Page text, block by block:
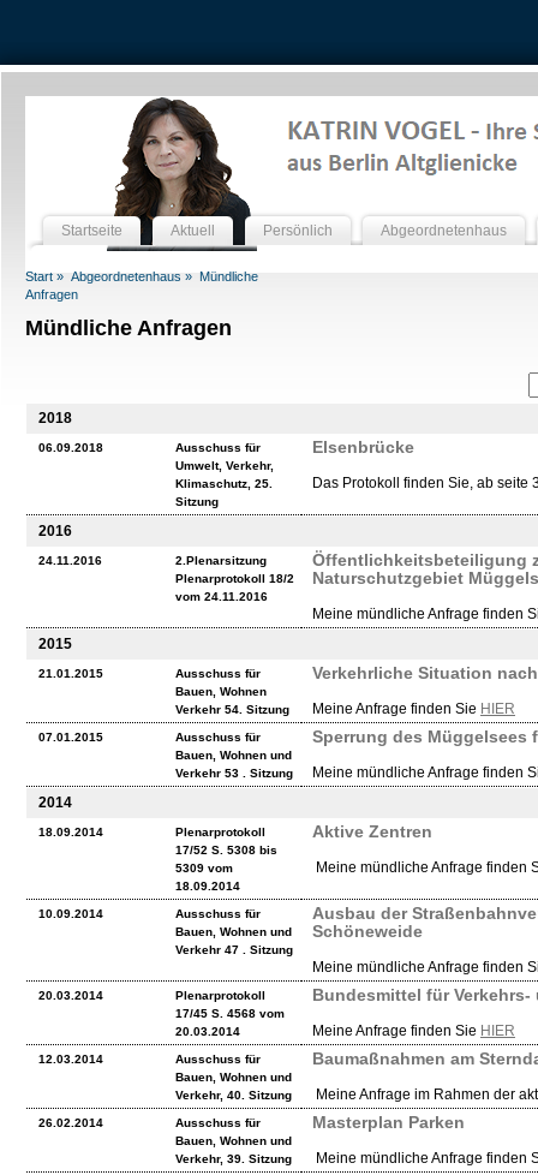
Startseite Aktuell Persönlich Abgeordnetenhaus
Start » Abgeordnetenhaus » Mündliche
Anfragen
Mündliche Anfragen
2018
06.09.2018
Ausschuss für
Umwelt, Verkehr,
Klimaschutz, 25.
Sitzung
Elsenbrücke
Das Protokoll finden Sie, ab seite
2016
24.11.2016
2.Plenarsitzung
Plenarprotokoll 18/2
vom 24.11.2016
Öffentlichkeitsbeteiligung
Naturschutzgebiet
Meine mündliche Anfrage finden
2015
21.01.2015
Ausschuss für
Bauen, Wohnen
Verkehr 54. Sitzung
Verkehrliche Situation
Meine Anfrage finden Sie HIER
07.01.2015
Ausschuss für
Bauen, Wohnen und
Verkehr 53 . Sitzung
Sperrung des Müggelsees
Meine mündliche Anfrage finden
2014
18.09.2014
Plenarprotokoll
17/52 S. 5308 bis
5309 vom
18.09.2014
Aktive Zentren
Meine mündliche Anfrage finden
10.09.2014
Ausschuss für
Bauen, Wohnen und
Verkehr 47 . Sitzung
Ausbau der
Schöneweide
Meine mündliche Anfrage finden
20.03.2014
Plenarprotokoll
17/45 S. 4568 vom
20.03.2014
Bundesmittel für
Meine Anfrage finden Sie HIER
12.03.2014
Ausschuss für
Bauen, Wohnen und
Verkehr, 40. Sitzung
Baumaßnahmen am
Meine Anfrage im Rahmen der
26.02.2014
Ausschuss für
Bauen, Wohnen und
Verkehr, 39. Sitzung
Masterplan Parken
Meine mündliche Anfrage finden